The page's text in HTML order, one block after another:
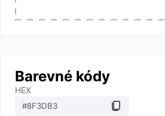
Barevné kódy
HEX